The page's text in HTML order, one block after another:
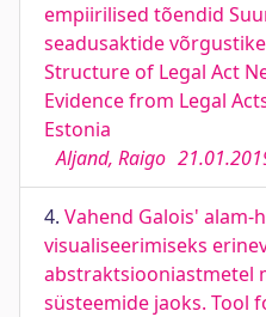
empiirilised tõendid
seadusaktide
Structure of Legal Act
Evidence from Legal
Estonia
Aljand, Raigo
4. Vahend Galois' alam-
visualiseerimiseks
abstraktsiooniastmetel
süsteemide jaoks. Tool